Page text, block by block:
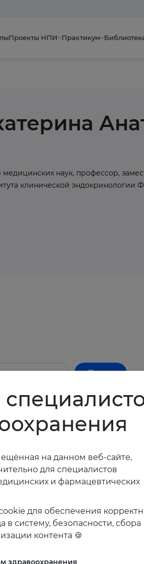
Проекты НПИ Практикум
медицинских наук, профессор,
клинической
Поиск
к управлению
на данном веб-сайте,
для специалистов
и фармацевтических
для обеспечения
в систему, безопасности, сбора
контента 🍪
здравоохранения